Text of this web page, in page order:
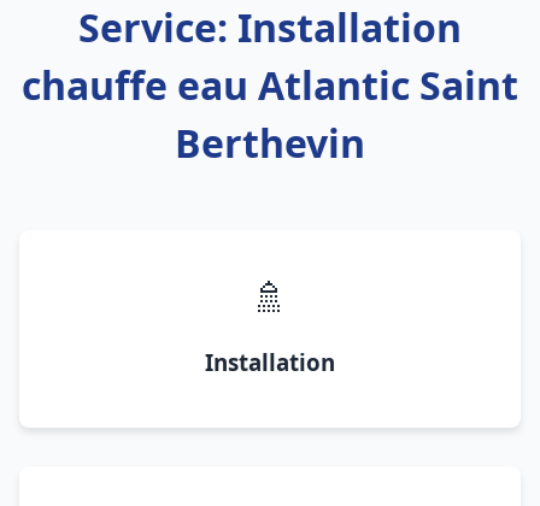
Service: Installation
chauffe eau Atlantic Saint
Berthevin
🚿
Installation